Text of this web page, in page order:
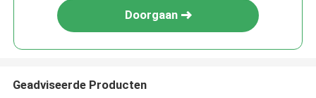
Doorgaan
Geadviseerde Producten